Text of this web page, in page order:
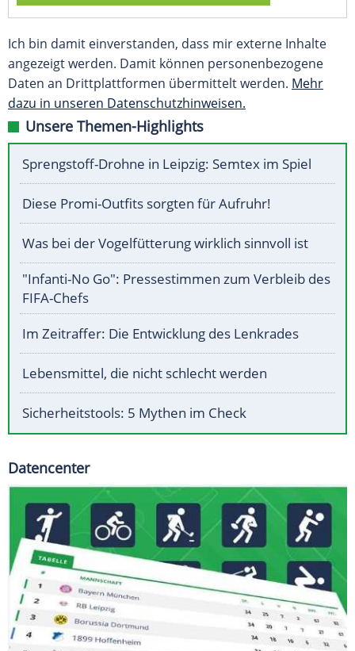
Ich bin damit einverstanden, dass mir externe Inhalte
angezeigt werden. Damit können personenbezogene
Daten an Drittplattformen übermittelt werden. Mehr
dazu in unseren Datenschutzhinweisen.
Unsere Themen-Highlights
Sprengstoff-Drohne in Leipzig: Semtex im Spiel
Diese Promi-Outfits sorgten für Aufruhr!
Was bei der Vogelfütterung wirklich sinnvoll ist
"Infanti-No Go": Pressestimmen zum Verbleib des
FIFA-Chefs
Im Zeitraffer: Die Entwicklung des Lenkrades
Lebensmittel, die nicht schlecht werden
Sicherheitstools: 5 Mythen im Check
Datencenter